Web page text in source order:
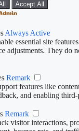
Accept All
Always Active
essential site
adjustments. They do
Remark
features like
and enabling
Remark
visitor interactions,